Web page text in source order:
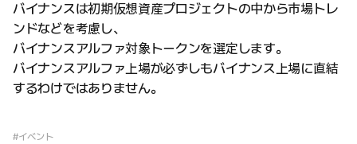
バイナンスは初期仮想資産プロジェクトの中から市場トレ
ンドなどを考慮し、
バイナンスアルファ対象トークンを選定します。
バイナンスアルファ上場が必ずしもバイナンス上場に直結
するわけではありません。
#イベント